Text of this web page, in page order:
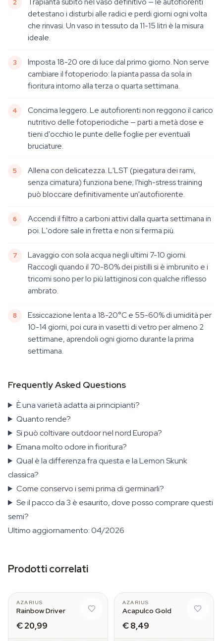
detestano i disturbi alle radici e perdi giorni ogni volta
che rinvasi. Un vaso in tessuto da 11-15 litri è la misura
ideale.
Imposta 18-20 ore di luce dal primo giorno. Non serve
cambiare il fotoperiodo: la pianta passa da sola in
fioritura intorno alla terza o quarta settimana.
Concima leggero. Le autofiorenti non reggono il carico
nutritivo delle fotoperiodiche — parti a metà dose e
tieni d'occhio le punte delle foglie per eventuali
bruciature.
Allena con delicatezza. L'LST (piegatura dei rami,
senza cimatura) funziona bene; l'high-stress training
può bloccare definitivamente un'autofiorente.
Accendi il filtro a carboni attivi dalla quarta settimana in
poi. L'odore sale in fretta e non si ferma più.
Lavaggio con sola acqua negli ultimi 7-10 giorni.
Raccogli quando il 70-80% dei pistilli si è imbrunito e i
tricomi sono per lo più lattiginosi con qualche riflesso
ambrato.
Essiccazione lenta a 18-20°C e 55-60% di umidità per
10-14 giorni, poi cura in vasetti di vetro per almeno 2
settimane, aprendoli ogni giorno durante la prima
settimana.
Frequently Asked Questions
È una varietà adatta ai principianti?
Quanto rende?
Si può coltivare outdoor nel nord Europa?
Emana molto odore in fioritura?
Qual è la differenza fra questa e la Lemon Skunk
classica?
Come conservo i semi prima di germinarli?
Se il pacco da 3 è esaurito, dove posso comprare questi
semi?
Ultimo aggiornamento: 04/2026
Prodotti correlati
AZARIUS
Rainbow Driver
€ 20,99
AZARIUS
Acapulco Gold
€ 8,49